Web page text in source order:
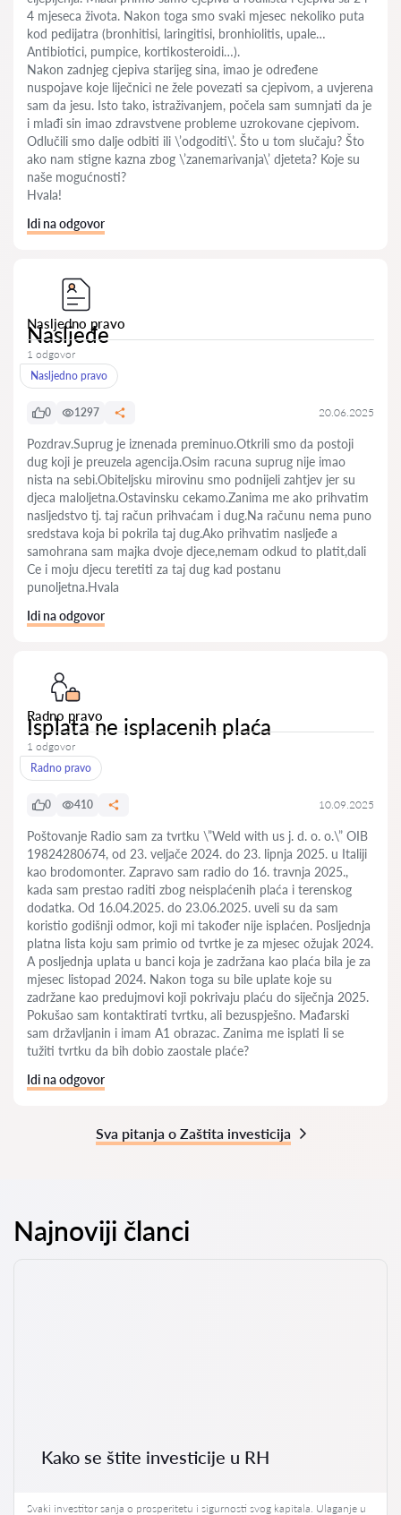
4 mjeseca života. Nakon toga smo svaki mjesec nekoliko puta
kod pedijatra (bronhitisi, laringitisi, bronhiolitis, upale…
Antibiotici, pumpice, kortikosteroidi…).
Nakon zadnjeg cjepiva starijeg sina, imao je određene
nuspojave koje liječnici ne žele povezati sa cjepivom, a uvjerena
sam da jesu. Isto tako, istraživanjem, počela sam sumnjati da je
i mlađi sin imao zdravstvene probleme uzrokovane cjepivom.
Odlučili smo dalje odbiti ili \’odgoditi\’. Što u tom slučaju? Što
ako nam stigne kazna zbog \’zanemarivanja\’ djeteta? Koje su
naše mogućnosti?
Hvala!
Idi na odgovor
Nasljedno pravo
Nasljeđe
1 odgovor
Nasljedno pravo
0 1297 20.06.2025
Pozdrav.Suprug je iznenada preminuo.Otkrili smo da postoji
dug koji je preuzela agencija.Osim racuna suprug nije imao
nista na sebi.Obiteljsku mirovinu smo podnijeli zahtjev jer su
djeca maloljetna.Ostavinsku cekamo.Zanima me ako prihvatim
nasljedstvo tj. taj račun prihvaćam i dug.Na računu nema puno
sredstava koja bi pokrila taj dug.Ako prihvatim nasljeđe a
samohrana sam majka dvoje djece,nemam odkud to platit,dali
Ce i moju djecu teretiti za taj dug kad postanu
punoljetna.Hvala
Idi na odgovor
Radno pravo
Isplata ne isplacenih plaća
1 odgovor
Radno pravo
0 410 10.09.2025
Poštovanje Radio sam za tvrtku \”Weld with us j. d. o. o.\” OIB
19824280674, od 23. veljače 2024. do 23. lipnja 2025. u Italiji
kao brodomonter. Zapravo sam radio do 16. travnja 2025.,
kada sam prestao raditi zbog neisplaćenih plaća i terenskog
dodatka. Od 16.04.2025. do 23.06.2025. uveli su da sam
koristio godišnji odmor, koji mi također nije isplaćen. Posljednja
platna lista koju sam primio od tvrtke je za mjesec ožujak 2024.
A posljednja uplata u banci koja je zadržana kao plaća bila je za
mjesec listopad 2024. Nakon toga su bile uplate koje su
zadržane kao predujmovi koji pokrivaju plaću do siječnja 2025.
Pokušao sam kontaktirati tvrtku, ali bezuspješno. Mađarski
sam državljanin i imam A1 obrazac. Zanima me isplati li se
tužiti tvrtku da bih dobio zaostale plaće?
Idi na odgovor
Sva pitanja o Zaštita investicija
Najnoviji članci
Kako se štite investicije u RH
Svaki investitor sanja o prosperitetu i sigurnosti svog kapitala. Ulaganje u